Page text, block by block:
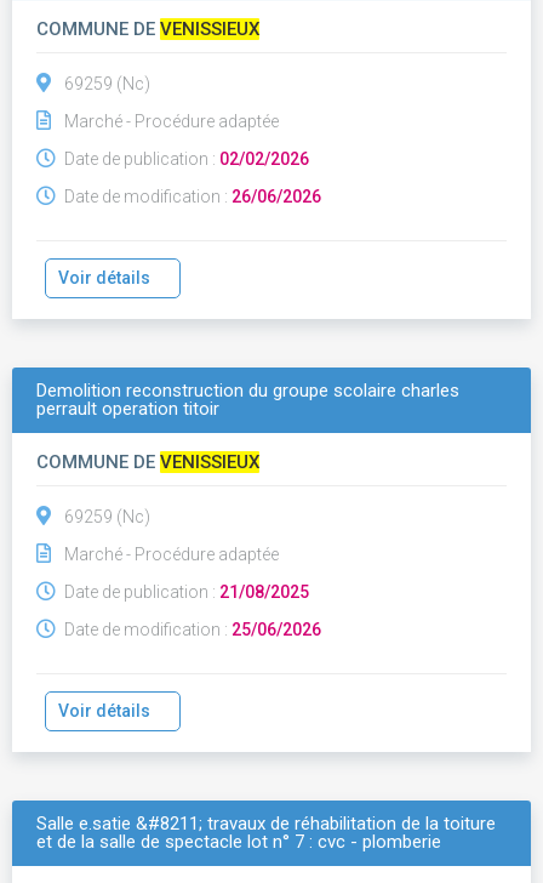
COMMUNE DE VENISSIEUX
69259 (Nc)
Marché - Procédure adaptée
Date de publication : 02/02/2026
Date de modification : 26/06/2026
Voir détails
Demolition reconstruction du groupe scolaire charles
perrault operation titoir
COMMUNE DE VENISSIEUX
69259 (Nc)
Marché - Procédure adaptée
Date de publication : 21/08/2025
Date de modification : 25/06/2026
Voir détails
Salle e.satie &#8211; travaux de réhabilitation de la toiture
et de la salle de spectacle lot n° 7 : cvc - plomberie